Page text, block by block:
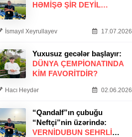
HƏMIŞƏ ŞIR DEYIL…
İsmayıl Xeyrullayev 17.07.2026
Yuxusuz gecələr başlayır:
DÜNYA ÇEMPIONATINDA
KIM FAVORITDIR?
Hacı Heydər 02.06.2026
“Qandalf”ın çubuğu
“Neftçi”nin üzərində:
VERNİDUBUN SEHRLİ